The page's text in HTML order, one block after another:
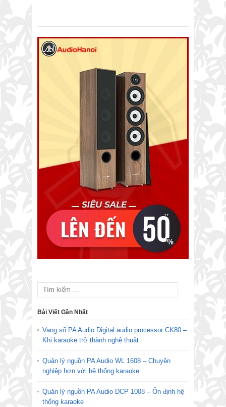
Bài Viết Gần Nhất
Vang số PA Audio Digital audio processor CK80 –
Khi karaoke trở thành nghệ thuật
Quản lý nguồn PA Audio WL 1608 – Chuyên
nghiệp hơn với hệ thống karaoke
Quản lý nguồn PA Audio DCP 1008 – Ổn định hệ
thống karaoke